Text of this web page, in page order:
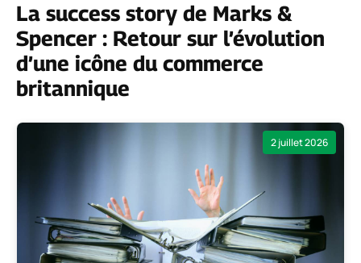
La success story de Marks &
Spencer : Retour sur l’évolution
d’une icône du commerce
britannique
2 juillet 2026